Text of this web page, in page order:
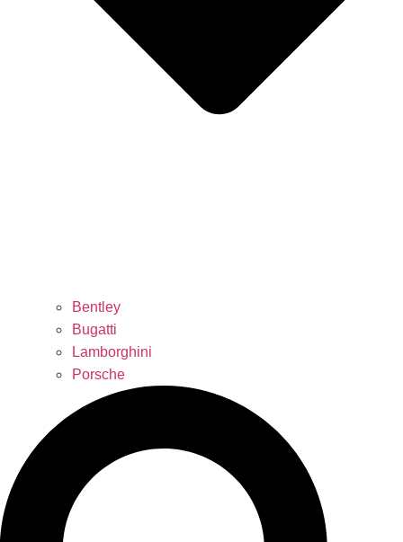
Bentley
Bugatti
Lamborghini
Porsche